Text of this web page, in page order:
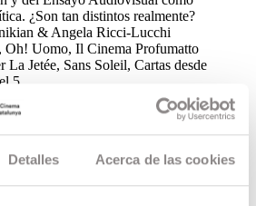
Detalles Acerca de las cookies
¿Son tan distintos realmente?
& Angela Ricci-Lucchi
Oh! Uomo, Il Cinema Profumatto
La Jetée, Sans Soleil, Cartas desde
5
Hiroshima Mon Amour, Noche y
Route One Usa